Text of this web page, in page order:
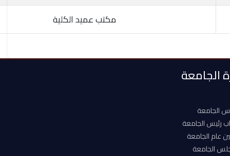
مكتب عميد الكلية
الجامعة
الجامعة
رئيس الجامعة
عام الجامعة
الجامعة